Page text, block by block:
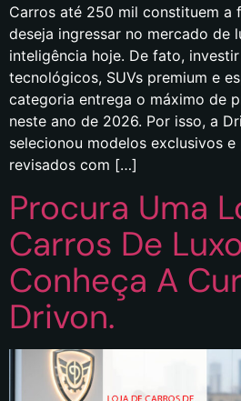
Carros até 250 mil constituem a
deseja ingressar no mercado de
inteligência hoje. De fato,
tecnológicos, SUVs premium e
categoria entrega o máximo de
neste ano de 2026. Por isso, a
selecionou modelos exclusivos
revisados com […]
Procura Uma
Carros De
Conheça A
Drivon.